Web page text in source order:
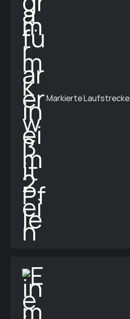
Markierte Laufstrecke